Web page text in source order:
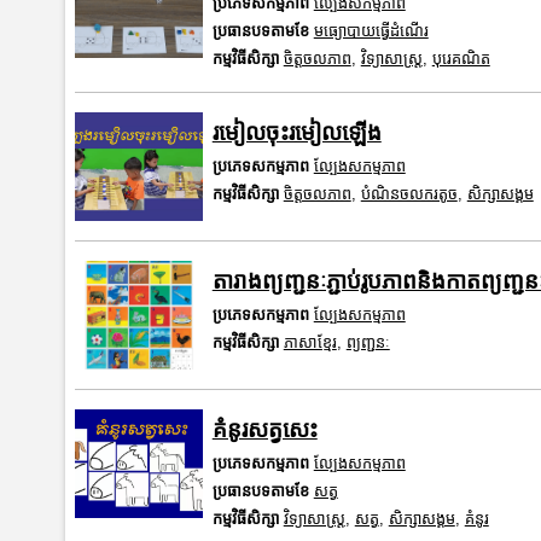
ប្រធានបទតាមខែ មធ្យោបាយធ្វើដំណើរ
កម្មវិធីសិក្សា ចិត្តចលភាព, វិទ្យាសាស្រ្ត, បុរេគណិត
រមៀលចុះរមៀលឡើង
ប្រភេទសកម្មភាព ល្បែងសកម្មភាព
កម្មវិធីសិក្សា ចិត្តចលភាព, បំណិនចលករតូច, សិក្សាសង្គម
តារាងព្យញ្ជនៈភ្ជាប់រូបភាពនិងកាតព្យញ្ជន
ប្រភេទសកម្មភាព ល្បែងសកម្មភាព
កម្មវិធីសិក្សា ភាសាខ្មែរ, ព្យញ្ជនៈ
គំនូរសត្វសេះ
ប្រភេទសកម្មភាព ល្បែងសកម្មភាព
ប្រធានបទតាមខែ សត្វ
កម្មវិធីសិក្សា វិទ្យាសាស្រ្ត, សត្វ, សិក្សាសង្គម, គំនូរ